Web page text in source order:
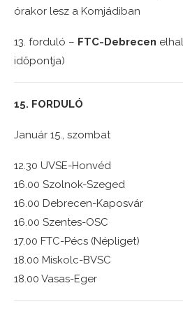
órakor lesz a Komjádiban
13. forduló – FTC-Debrecen
időpontja)
15. FORDULÓ
Január 15., szombat
12.30 UVSE-Honvéd
16.00 Szolnok-Szeged
16.00 Debrecen-Kaposvár
16.00 Szentes-OSC
17.00 FTC-Pécs (Népliget)
18.00 Miskolc-BVSC
18.00 Vasas-Eger